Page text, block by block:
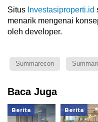
Situs Investasiproperti.id
menarik mengenai
oleh developer.
Summarecon
Baca Juga
Berita Berita